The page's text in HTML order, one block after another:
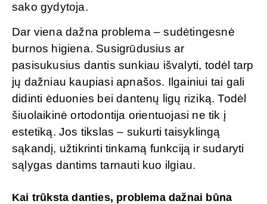
sako gydytoja.
Dar viena dažna problema – sudėtingesnė
burnos higiena. Susigrūdusius ar
pasisukusius dantis sunkiau išvalyti, todėl tarp
jų dažniau kaupiasi apnašos. Ilgainiui tai gali
didinti ėduonies bei dantenų ligų riziką. Todėl
šiuolaikinė ortodontija orientuojasi ne tik į
estetiką. Jos tikslas – sukurti taisyklingą
sąkandį, užtikrinti tinkamą funkciją ir sudaryti
sąlygas dantims tarnauti kuo ilgiau.
Kai trūksta danties, problema dažnai būna